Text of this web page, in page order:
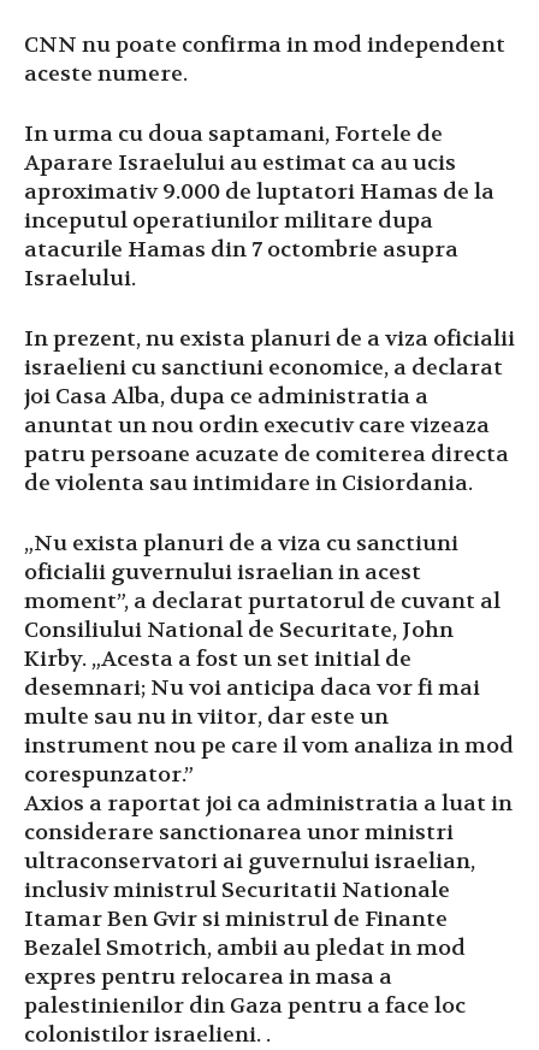
CNN nu poate confirma in mod independent
aceste numere.
In urma cu doua saptamani, Fortele de
Aparare Israelului au estimat ca au ucis
aproximativ 9.000 de luptatori Hamas de la
inceputul operatiunilor militare dupa
atacurile Hamas din 7 octombrie asupra
Israelului.
In prezent, nu exista planuri de a viza oficialii
israelieni cu sanctiuni economice, a declarat
joi Casa Alba, dupa ce administratia a
anuntat un nou ordin executiv care vizeaza
patru persoane acuzate de comiterea directa
de violenta sau intimidare in Cisiordania.
„Nu exista planuri de a viza cu sanctiuni
oficialii guvernului israelian in acest
moment”, a declarat purtatorul de cuvant al
Consiliului National de Securitate, John
Kirby. „Acesta a fost un set initial de
desemnari; Nu voi anticipa daca vor fi mai
multe sau nu in viitor, dar este un
instrument nou pe care il vom analiza in mod
corespunzator.”
Axios a raportat joi ca administratia a luat in
considerare sanctionarea unor ministri
ultraconservatori ai guvernului israelian,
inclusiv ministrul Securitatii Nationale
Itamar Ben Gvir si ministrul de Finante
Bezalel Smotrich, ambii au pledat in mod
expres pentru relocarea in masa a
palestinienilor din Gaza pentru a face loc
colonistilor israelieni. .